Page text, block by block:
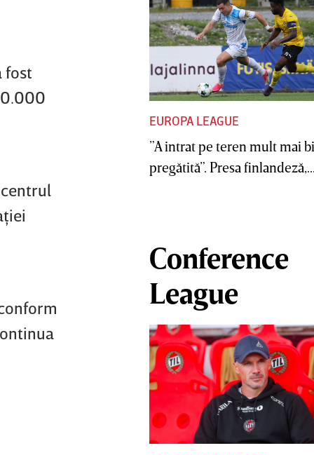
fost
EUROPA LEAGUE
”A intrat pe teren mult mai
pregătită”. Presa
Conference
League